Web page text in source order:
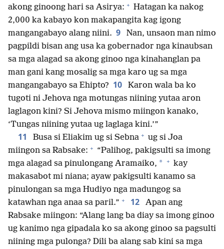
akong ginoong hari sa Asirya: + Hatagan ka nakog
2,000 ka kabayo kon makapangita kag igong
mangangabayo alang niini. 9
Nan, unsaon man nimo
pagpildi bisan ang usa ka gobernador nga kinaubsan
sa mga alagad sa akong ginoo nga kinahanglan pa
man gani kang mosalig sa mga karo ug sa mga
mangangabayo sa Ehipto? 10
Karon wala ba ko
tugoti ni Jehova nga motungas niining yutaa aron
laglagon kini? Si Jehova mismo miingon kanako,
‘Tungas niining yutaa ug laglaga kini.’”
11 Busa si Eliakim ug si Sebna + ug si Joa
miingon sa Rabsake: + “Palihog, pakigsulti sa imong
mga alagad sa pinulongang Aramaiko, * + kay
makasabot mi niana; ayaw pakigsulti kanamo sa
pinulongan sa mga Hudiyo nga madungog sa
katawhan nga anaa sa paril.” + 12
Apan ang
Rabsake miingon: “Alang lang ba diay sa imong ginoo
ug kanimo nga gipadala ko sa akong ginoo sa pagsulti
niining mga pulonga? Dili ba alang sab kini sa mga